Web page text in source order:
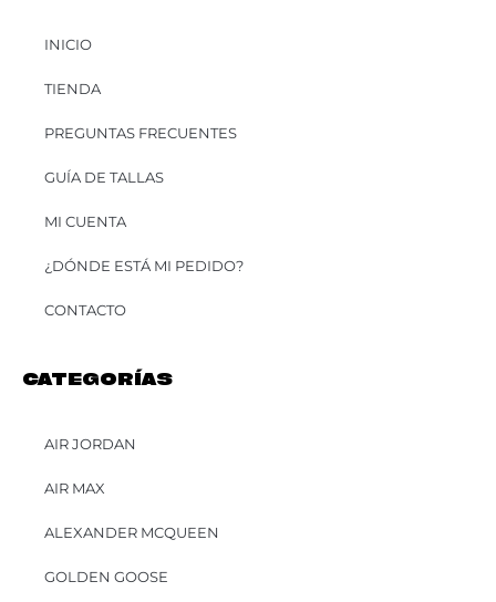
INICIO
TIENDA
PREGUNTAS FRECUENTES
GUÍA DE TALLAS
MI CUENTA
¿DÓNDE ESTÁ MI PEDIDO?
CONTACTO
CATEGORÍAS
AIR JORDAN
AIR MAX
ALEXANDER MCQUEEN
GOLDEN GOOSE